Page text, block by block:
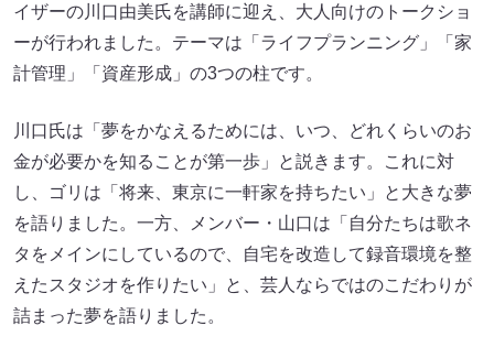
イザーの川口由美氏を講師に迎え、大人向けのトークショ
ーが行われました。テーマは「ライフプランニング」「家
計管理」「資産形成」の3つの柱です。
川口氏は「夢をかなえるためには、いつ、どれくらいのお
金が必要かを知ることが第一歩」と説きます。これに対
し、ゴリは「将来、東京に一軒家を持ちたい」と大きな夢
を語りました。一方、メンバー・山口は「自分たちは歌ネ
タをメインにしているので、自宅を改造して録音環境を整
えたスタジオを作りたい」と、芸人ならではのこだわりが
詰まった夢を語りました。